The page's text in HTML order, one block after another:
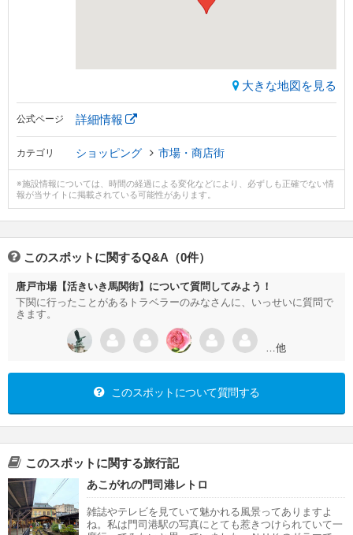
大きな地図を見る
公式ページ 詳細情報
カテゴリ ショッピング 市場・商店街
※施設情報については、時間の経過による変化などにより、必ずしも正確でない情
報が当サイトに掲載されている可能性があります。
このスポットに関するQ&A（0件）
唐戸市場【活きいき馬関街】について質問してみよう！
下関に行ったことがあるトラベラーのみなさんに、いっせいに質問で
きます。
…他
このスポットについて質問する
このスポットに関する旅行記
あこがれの門司港レトロ
雑誌やテレビを見ていて魅かれる風景ってありますよ
ね。私は門司港駅の写真にとても惹きつけられていて一